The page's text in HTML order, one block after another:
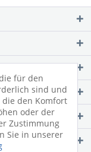
für den
sind und
die den Komfort
oder der
Zustimmung
Sie in unserer